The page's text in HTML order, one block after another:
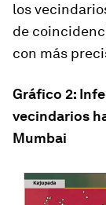
los
de
con más
Gráfico 2:
vecindarios
Mumbai